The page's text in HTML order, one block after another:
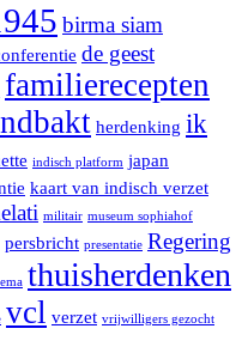
birma siam
de geest
familierecepten
herdenking ik
indisch platform japan
kaart van indisch verzet
militair museum sophiahof
persbricht presentatie Regering
thuisherdenken
vcl verzet vrijwilligers gezocht